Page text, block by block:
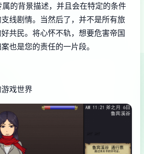
的背景描述，并且会在特定的条件
线剧情。当然后了，并不是所有旅
共民。将心怀不轨，想要危害帝国
也是您的责任的一片段。
戏世界